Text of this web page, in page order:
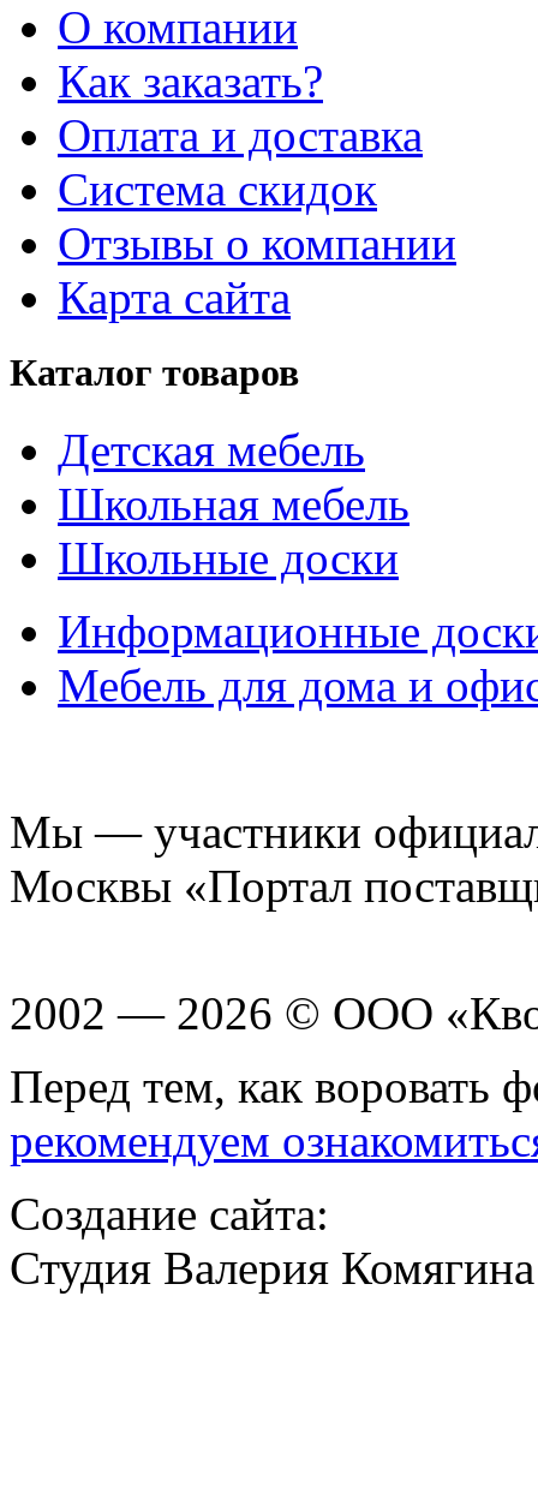
О компании
Как заказать?
Оплата и доставка
Система скидок
Отзывы о компании
Карта сайта
Каталог товаров
Детская мебель
Школьная мебель
Школьные доски
Информационные
Мебель для дома и
Мы — участники
Москвы «Портал
2002 — 2026 © ООО
Перед тем, как воровать
рекомендуем
Создание сайта:
Студия Валерия Комягина